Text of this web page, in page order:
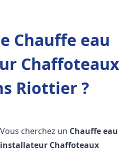
Chauffe eau
Chaffoteaux
Riottier ?
Vous cherchez un Chauffe eau
installateur Chaffoteaux